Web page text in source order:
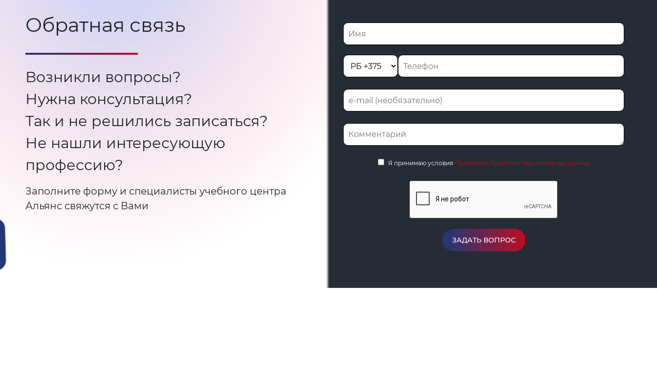
Обратная связь
Возникли вопросы?
Нужна консультация?
Так и не решились записаться?
Не нашли интересующую
профессию?
Заполните форму и специалисты учебного центра
Альянс свяжутся с Вами
Я принимаю условия Политики обработки персональных данных
ЗАДАТЬ ВОПРОС